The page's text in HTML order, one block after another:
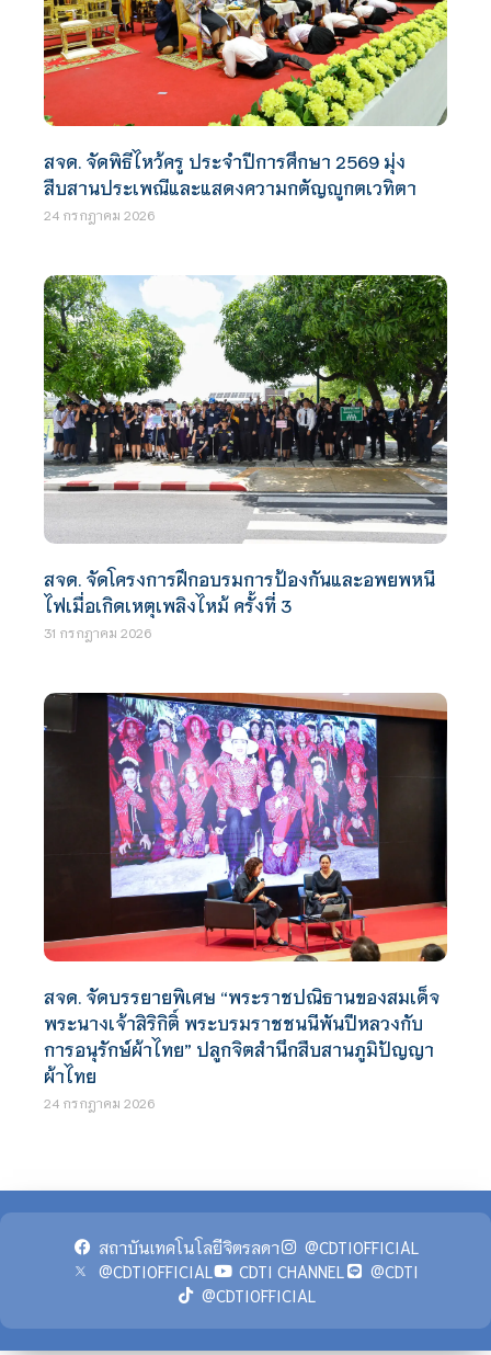
สจด. จัดพิธีไหว้ครู ประจำปีการศึกษา 2569 มุ่ง
สืบสานประเพณีและแสดงความกตัญญูกตเวทิตา
24 กรกฎาคม 2026
สจด. จัดโครงการฝึกอบรมการป้องกันและอพยพหนี
ไฟเมื่อเกิดเหตุเพลิงไหม้ ครั้งที่ 3
31 กรกฎาคม 2026
สจด. จัดบรรยายพิเศษ “พระราชปณิธานของสมเด็จ
พระนางเจ้าสิริกิติ์ พระบรมราชชนนีพันปีหลวงกับ
การอนุรักษ์ผ้าไทย” ปลูกจิตสำนึกสืบสานภูมิปัญญา
ผ้าไทย
24 กรกฎาคม 2026
สถาบันเทคโนโลยีจิตรลดา
@CDTIOFFICIAL
@CDTIOFFICIAL
CDTI CHANNEL
@CDTI
@CDTIOFFICIAL